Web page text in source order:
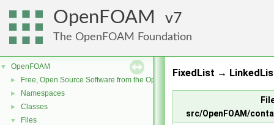
OpenFOAM 7
The OpenFOAM Foundation
▼ OpenFOAM
► Free, Open Source Software from the OpenFOAM Foundation
► Namespaces
► Classes
▼ Files
FixedList →
src/OpenFOAM/